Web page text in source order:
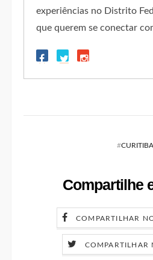
experiências no Distrito
que querem se conectar
#CURITIBA
Compartilhe
COMPARTILHAR
COMPARTILHAR